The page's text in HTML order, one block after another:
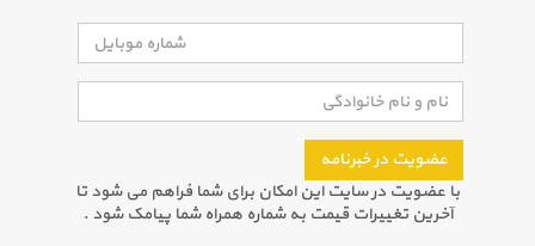
عضویت در خبرنامه
با عضویت در سایت این امکان برای شما فراهم می شود تا
آخرین تغییرات قیمت به شماره همراه شما پیامک شود .